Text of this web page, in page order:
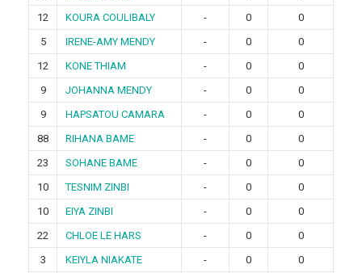
12
KOURA COULIBALY - 0
0
5
IRENE-AMY MENDY - 0
0
12
KONE THIAM - 0
0
9
JOHANNA MENDY - 0
0
9
HAPSATOU CAMARA - 0
0
88
RIHANA BAME - 0
0
23
SOHANE BAME - 0
0
10
TESNIM ZINBI - 0
0
10
EIYA ZINBI - 0
0
22
CHLOE LE HARS - 0
0
3
KEIYLA NIAKATE - 0
0